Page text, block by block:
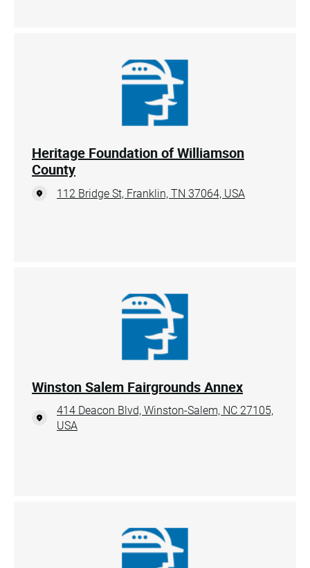
Heritage Foundation of Williamson
County
112 Bridge St, Franklin, TN 37064, USA
Winston Salem Fairgrounds Annex
414 Deacon Blvd, Winston-Salem, NC 27105,
USA